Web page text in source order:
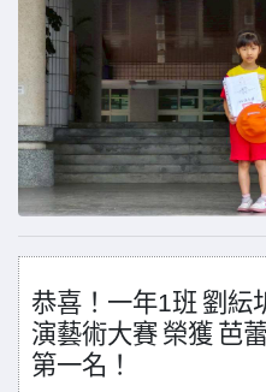
恭喜！一年1班 劉紜
演藝術大賽 榮獲 芭
第一名！